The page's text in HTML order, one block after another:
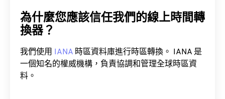
為什麼您應該信任我們的線上時間轉
換器？
我們使用 IANA 時區資料庫進行時區轉換。 IANA 是
一個知名的權威機構，負責協調和管理全球時區資
料。